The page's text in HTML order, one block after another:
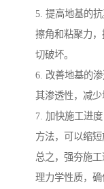
5. 提高地基的
擦角和粘聚力
切破坏。
6. 改善地基的
其渗透性，减少
7. 加快施工进
方法，可以缩短
总之，强夯施
理力学性质，确